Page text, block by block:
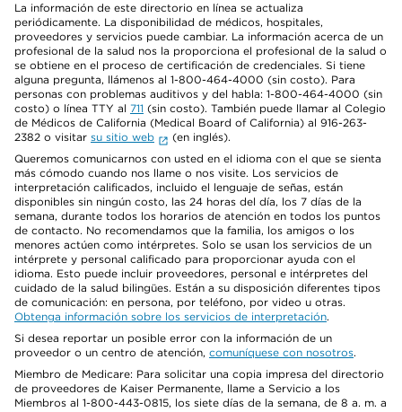
La información de este directorio en línea se actualiza
periódicamente. La disponibilidad de médicos, hospitales,
proveedores y servicios puede cambiar. La información acerca de un
profesional de la salud nos la proporciona el profesional de la salud o
se obtiene en el proceso de certificación de credenciales. Si tiene
alguna pregunta, llámenos al 1-800-464-4000 (sin costo). Para
personas con problemas auditivos y del habla: 1-800-464-4000 (sin
costo) o línea TTY al 711 (sin costo). También puede llamar al Colegio
de Médicos de California (Medical Board of California) al 916-263-
2382 o visitar su sitio web
(en inglés).
Queremos comunicarnos con usted en el idioma con el que se sienta
más cómodo cuando nos llame o nos visite. Los servicios de
interpretación calificados, incluido el lenguaje de señas, están
disponibles sin ningún costo, las 24 horas del día, los 7 días de la
semana, durante todos los horarios de atención en todos los puntos
de contacto. No recomendamos que la familia, los amigos o los
menores actúen como intérpretes. Solo se usan los servicios de un
intérprete y personal calificado para proporcionar ayuda con el
idioma. Esto puede incluir proveedores, personal e intérpretes del
cuidado de la salud bilingües. Están a su disposición diferentes tipos
de comunicación: en persona, por teléfono, por video u otras.
Obtenga información sobre los servicios de interpretación.
Si desea reportar un posible error con la información de un
proveedor o un centro de atención, comuníquese con nosotros.
Miembro de Medicare: Para solicitar una copia impresa del directorio
de proveedores de Kaiser Permanente, llame a Servicio a los
Miembros al 1-800-443-0815, los siete días de la semana, de 8 a. m. a